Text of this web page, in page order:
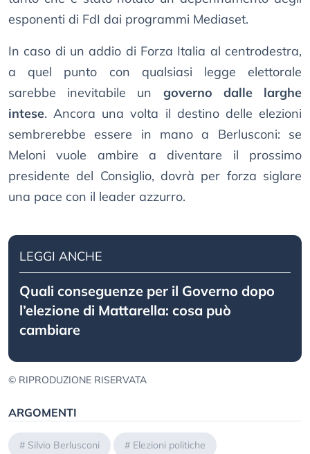
esponenti di FdI dai programmi Mediaset.
In caso di un addio di Forza Italia al centrodestra,
a quel punto con qualsiasi legge elettorale
sarebbe inevitabile un governo dalle larghe
intese. Ancora una volta il destino delle elezioni
sembrerebbe essere in mano a Berlusconi: se
Meloni vuole ambire a diventare il prossimo
presidente del Consiglio, dovrà per forza siglare
una pace con il leader azzurro.
LEGGI ANCHE
Quali conseguenze per il Governo dopo
l’elezione di Mattarella: cosa può
cambiare
© RIPRODUZIONE RISERVATA
ARGOMENTI
# Silvio Berlusconi # Elezioni politiche